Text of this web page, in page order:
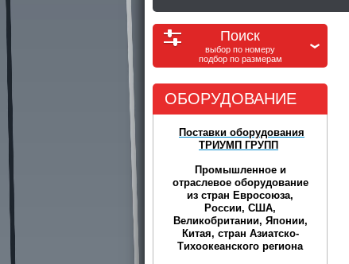
Поиск
выбор по номеру
подбор по размерам
ОБОРУДОВАНИЕ
Поставки оборудования
ТРИУМП ГРУПП
Промышленное и
отраслевое оборудование
из стран Евросоюза,
России, США,
Великобритании, Японии,
Китая, стран Азиатско-
Тихоокеанского региона